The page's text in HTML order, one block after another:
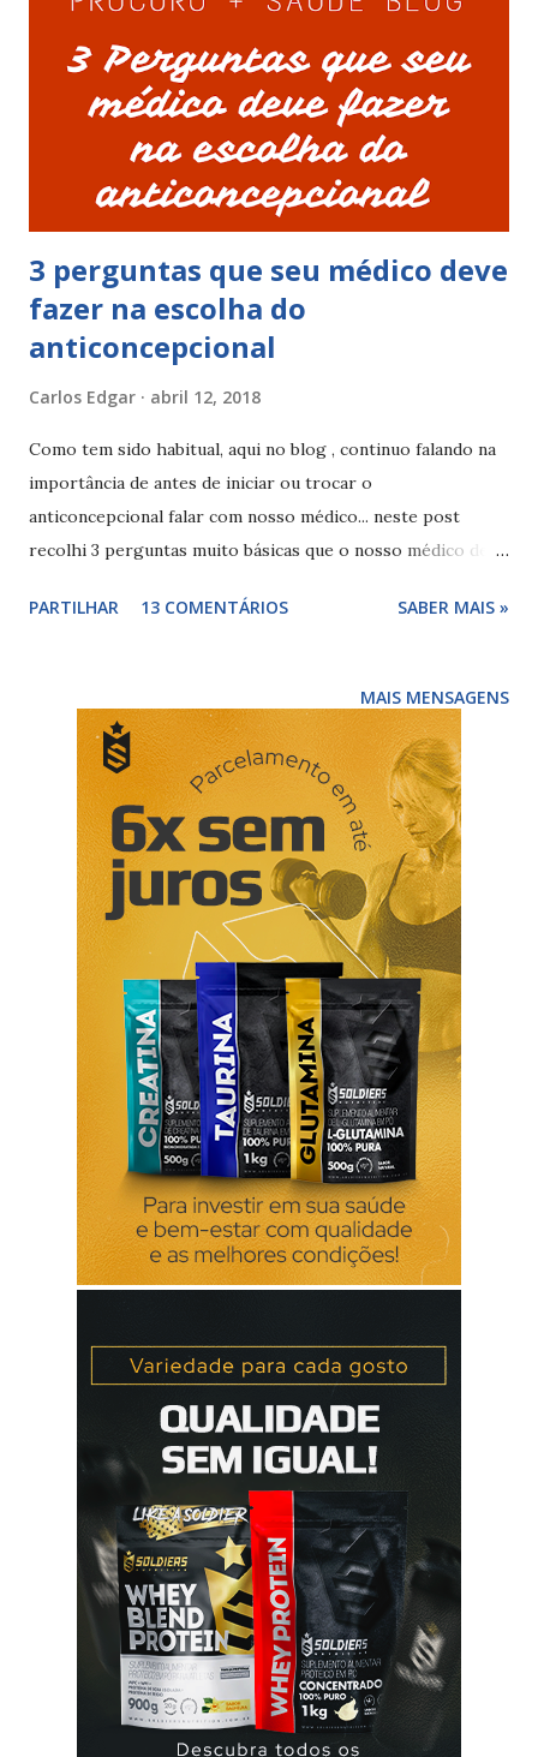
cuidados com os vómitos e diarreias (se ocorrerem nas 4
horas seguintes à toma do comprimido diminuem a acção
contraceptiva da pílula minigeste® ) e ter cuidados com o
uso de alguns medicamentos que podem interferir, como a
carbamazepina , griseofulvina , oxcarbazepina , etosuximida
, fen...
3 perguntas que seu médico deve
fazer na escolha do
anticoncepcional
Carlos Edgar abril 12, 2018
Como tem sido habitual, aqui no blog , continuo falando na
importância de antes de iniciar ou trocar o
anticoncepcional falar com nosso médico... neste post
recolhi 3 perguntas muito básicas que o nosso médico deve
estas três perguntas têm como objectivo tentar perceber
pílula ... 3 perguntas que seu médico deve fazer na escolha
do anticoncepcional Com estas simples 3 perguntas o
nosso médico vai conseguir perceber e adequar o tipo de
anticoncepcional tendo em conta os planos de gravidez da
mulher, e se já teve contacto com outros anticoncepcionais,
nomeadamente a pílula anticoncepcional , para perceber se
conseguiu cumprir a posologia recomendada... vamos lá... É
importante para si não engravidar neste momento? Esta
pergunta confere ao médico a sua ideia sob a concepção e
ajuda-o a alertar pa...
PARTILHAR 13 COMENTÁRIOS SABER MAIS »
MAIS MENSAGENS